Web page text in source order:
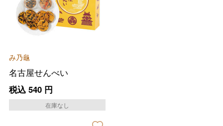
み乃龜
名古屋せんべい
税込 540円
在庫なし
フード＆スイーツ
ベビー＆キッズ
お香典返し
ホワイトデー
敬老の日